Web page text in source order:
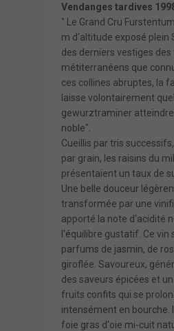
Vendanges tardives
" Le Grand Cru
m d'altitude exposé plein
des derniers vestiges
métiterranéens que
ces collines abruptes, la
laisse volontairement
gewurztraminer
noble".
Cueillis par tris
par grain, les raisins du
présentaient un taux de
Une belle douceur
transformée par une
apporté la note d'acidité
l'équilibre gustatif. Ce vin
parfums de jasmin, de
giroflée. Savoureux,
des saveurs épicées et
fruits confits qui se
intensément en bourche.
foie gras d'oie mi-cuit